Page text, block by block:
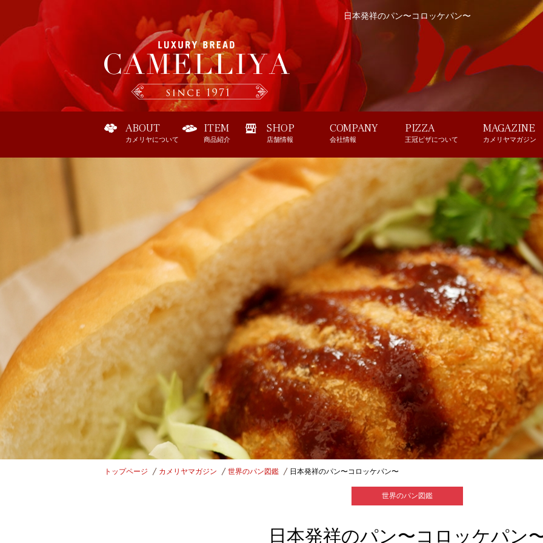
日本発祥のパン〜コロッケパン〜
ABOUT
カメリヤについて
ITEM
商品紹介
SHOP
店舗情報
COMPANY
会社情報
PIZZA
王冠ピザについて
MAGAZINE
カメリヤマガジン
トップページ カメリヤマガジン 世界のパン図鑑 日本発祥のパン〜コロッケパン〜
世界のパン図鑑
日本発祥のパン〜コロッケパン